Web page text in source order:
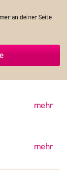
an deiner Seite
mehr
mehr